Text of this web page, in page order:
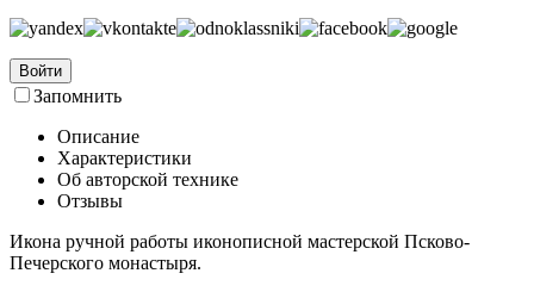
Войти
Запомнить
Описание
Характеристики
Об авторской технике
Отзывы
Икона ручной работы иконописной мастерской Псково-
Печерского монастыря.